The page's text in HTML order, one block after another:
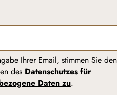
Ihrer Email, stimmen Sie den
des Datenschutzes für
Daten zu.